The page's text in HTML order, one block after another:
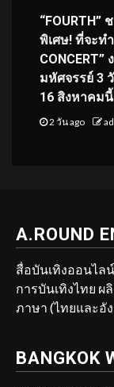
“FOURTH”
พิเศษ! ที่จะท
มหัศจรรย์ 3
16 สิงหาคม
2 วัน ago
A.ROUND
สื่อบันเทิงออนไล
การบันเทิงไทย
ภาษา (ไทยและอั
BANGKOK